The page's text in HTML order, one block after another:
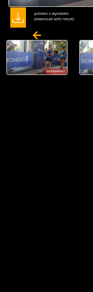
pobierz z wynikiem
(dawnload with result)